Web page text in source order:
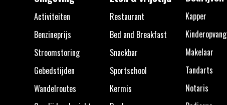
Activiteiten
Benzineprijs
Stroomstoring
Gebedstijden
Wandelroutes
Restaurant
Bed and Breakfast
Snackbar
Sportschool
Kermis
Kapper
Kinderopvang
Makelaar
Tandarts
Notaris